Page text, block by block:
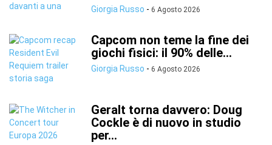
Giorgia Russo - 6 Agosto 2026
Capcom non teme la fine dei
giochi fisici: il 90% delle...
Giorgia Russo - 6 Agosto 2026
Geralt torna davvero: Doug
Cockle è di nuovo in studio
per...